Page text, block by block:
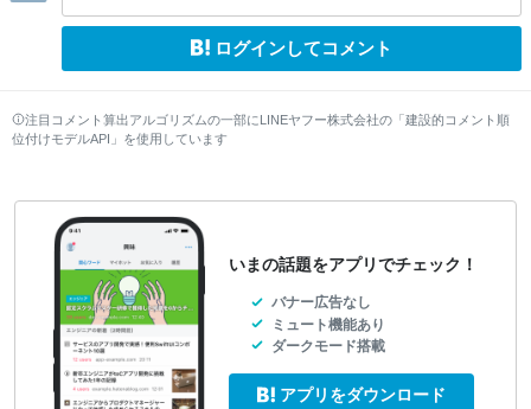
ログインしてコメント
注目コメント算出アルゴリズムの一部にLINEヤフー株式会社の「建設的コメント順
位付けモデルAPI」を使用しています
いまの話題をアプリでチェック！
バナー広告なし
ミュート機能あり
ダークモード搭載
アプリをダウンロード